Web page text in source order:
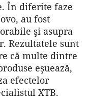
În diferite faze
au fost
şi asupra
Rezultatele sunt
că multe dintre
eşuează,
efectelor
XTB.